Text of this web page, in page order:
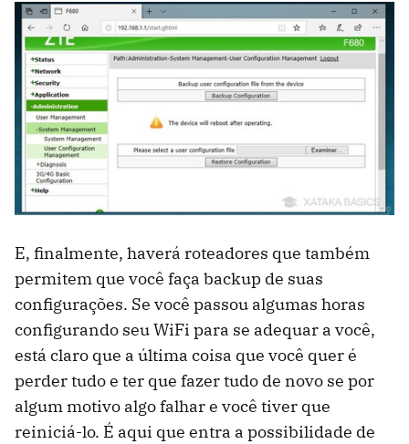
E, finalmente, haverá roteadores que também
permitem que você faça backup de suas
configurações. Se você passou algumas horas
configurando seu WiFi para se adequar a você,
está claro que a última coisa que você quer é
perder tudo e ter que fazer tudo de novo se por
algum motivo algo falhar e você tiver que
reiniciá-lo. É aqui que entra a possibilidade de